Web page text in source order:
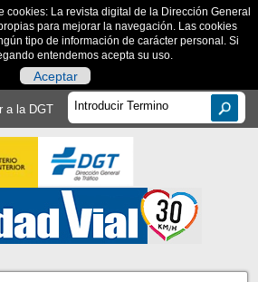
cookies: La revista digital de la Dirección General
para mejorar la navegación. Las cookies
tipo de información de carácter personal. Si
entendemos acepta su uso.
Aceptar
Ir a la DGT